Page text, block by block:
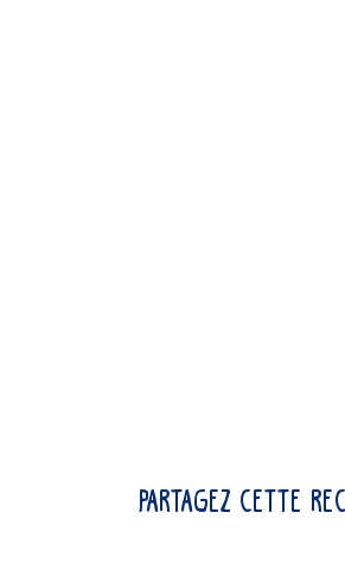
PARTAGEZ CETTE